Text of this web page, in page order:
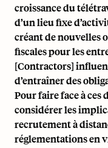
croissance du
d’un lieu fixe
créant de nouvelles
fiscales pour les
[Contractors]
d’entraîner des
Pour faire face à ces
considérer les
recrutement à
réglementations en